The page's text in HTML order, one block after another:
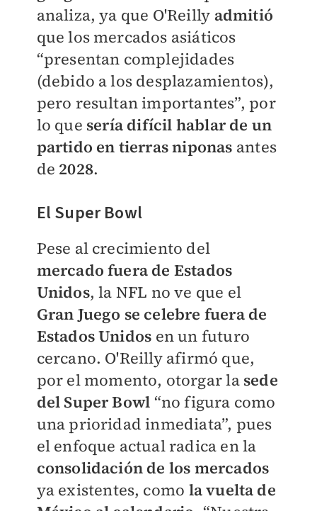
analiza, ya que O'Reilly admitió
que los mercados asiáticos
“presentan complejidades
(debido a los desplazamientos),
pero resultan importantes”, por
lo que sería difícil hablar de un
partido en tierras niponas antes
de 2028.
El Super Bowl
Pese al crecimiento del
mercado fuera de Estados
Unidos, la NFL no ve que el
Gran Juego se celebre fuera de
Estados Unidos en un futuro
cercano. O'Reilly afirmó que,
por el momento, otorgar la sede
del Super Bowl “no figura como
una prioridad inmediata”, pues
el enfoque actual radica en la
consolidación de los mercados
ya existentes, como la vuelta de